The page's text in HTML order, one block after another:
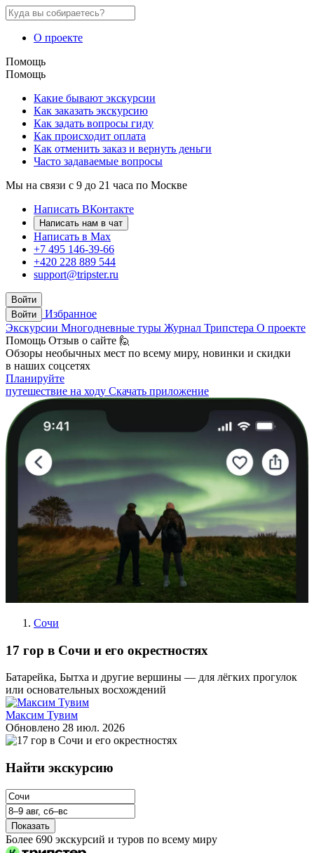
О проекте
Помощь
Помощь
Какие бывают экскурсии
Как заказать экскурсию
Как задать вопросы гиду
Как происходит оплата
Как отменить заказ и вернуть деньги
Часто задаваемые вопросы
Мы на связи с 9 до 21 часа по Москве
Написать ВКонтакте
Написать нам в чат
Написать в Max
+7 495 146-39-66
+420 228 889 544
support@tripster.ru
Войти
Войти
Избранное
Экскурсии Многодневные туры Журнал Трипстера О проекте
Помощь Отзыв о сайте 🙋
Обзоры необычных мест по всему миру, новинки и скидки
в наших соцсетях
Планируйте
путешествие на ходу Скачать приложение
Сочи
17 гор в Сочи и его окрестностях
Батарейка, Бытха и другие вершины — для лёгких прогулок
или основательных восхождений
Максим Тувим
Обновлено 28 июл. 2026
Найти экскурсию
Показать
Более 690 экскурсий и туров по всему миру